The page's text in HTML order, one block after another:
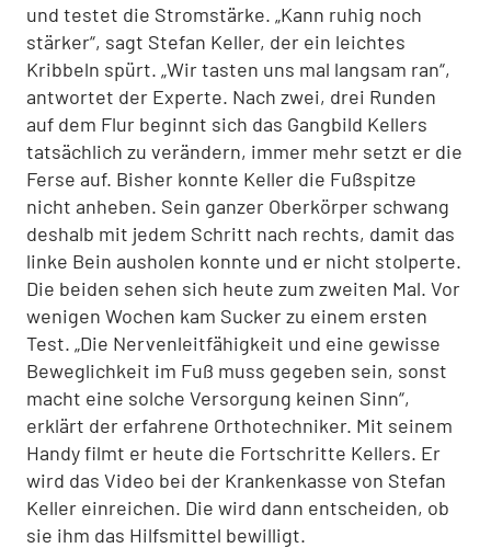
und testet die Stromstärke. „Kann ruhig noch
stärker“, sagt Stefan Keller, der ein leichtes
Kribbeln spürt. „Wir tasten uns mal langsam ran“,
antwortet der Experte. Nach zwei, drei Runden
auf dem Flur beginnt sich das Gangbild Kellers
tatsächlich zu verändern, immer mehr setzt er die
Ferse auf. Bisher konnte Keller die Fußspitze
nicht anheben. Sein ganzer Oberkörper schwang
deshalb mit jedem Schritt nach rechts, damit das
linke Bein ausholen konnte und er nicht stolperte.
Die beiden sehen sich heute zum zweiten Mal. Vor
wenigen Wochen kam Sucker zu einem ersten
Test. „Die Nervenleitfähigkeit und eine gewisse
Beweglichkeit im Fuß muss gegeben sein, sonst
macht eine solche Versorgung keinen Sinn“,
erklärt der erfahrene Orthotechniker. Mit seinem
Handy filmt er heute die Fortschritte Kellers. Er
wird das Video bei der Krankenkasse von Stefan
Keller einreichen. Die wird dann entscheiden, ob
sie ihm das Hilfsmittel bewilligt.